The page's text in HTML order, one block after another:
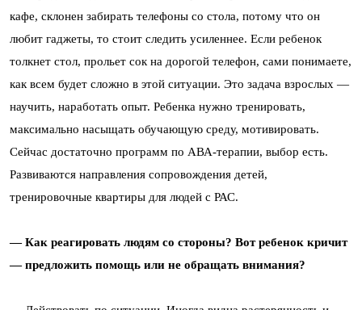
кафе, склонен забирать телефоны со стола, потому что он
любит гаджеты, то стоит следить усиленнее. Если ребенок
толкнет стол, прольет сок на дорогой телефон, сами понимаете,
как всем будет сложно в этой ситуации. Это задача взрослых —
научить, наработать опыт. Ребенка нужно тренировать,
максимально насыщать обучающую среду, мотивировать.
Сейчас достаточно программ по АВА-терапии, выбор есть.
Развиваются направления сопровождения детей,
тренировочные квартиры для людей с РАС.
— Как реагировать людям со стороны? Вот ребенок кричит
— предложить помощь или не обращать внимания?